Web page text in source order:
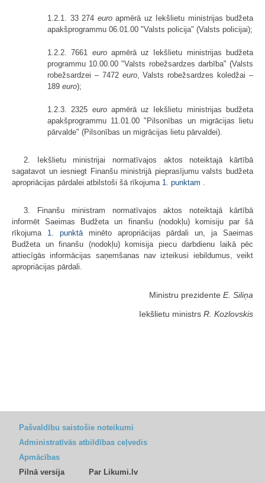
1.2.1. 33 274 euroapmērā uz Iekšlietu ministrijas budžeta
apakšprogrammu 06.01.00 "Valsts policija" (Valsts policijai);
1.2.2. 7661 euroapmērā uz Iekšlietu ministrijas budžeta
programmu 10.00.00 "Valsts robežsardzes darbība" (Valsts
robežsardzei – 7472 euro, Valsts robežsardzes koledžai –
189 euro);
1.2.3. 2325 euroapmērā uz Iekšlietu ministrijas budžeta
apakšprogrammu 11.01.00 "Pilsonības un migrācijas lietu
pārvalde" (Pilsonības un migrācijas lietu pārvaldei).
2. Iekšlietu ministrijai normatīvajos aktos noteiktajā kārtībā
sagatavot un iesniegt Finanšu ministrijā pieprasījumu valsts budžeta
apropriācijas pārdalei atbilstoši šā rīkojuma 1. punktam
3. Finanšu ministram normatīvajos aktos noteiktajā kārtībā
informēt Saeimas Budžeta un finanšu (nodokļu) komisiju par šā
rīkojuma 1. punktāminēto apropriācijas pārdali un, ja Saeimas
Budžeta un finanšu (nodokļu) komisija piecu darbdienu laikā pēc
attiecīgās informācijas saņemšanas nav izteikusi iebildumus, veikt
apropriācijas pārdali.
Ministru prezidente E. Siliņa
Iekšlietu ministrs R. Kozlovskis
Pašvaldību saistošie noteikumi
Administratīvās atbildības ceļvedis
Apmācības
Pilnā versija
Par Likumi.lv